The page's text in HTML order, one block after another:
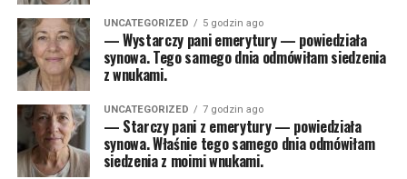
UNCATEGORIZED 5 godzin ago
— Wystarczy pani emerytury — powiedziała
synowa. Tego samego dnia odmówiłam siedzenia
z wnukami.
UNCATEGORIZED 7 godzin ago
— Starczy pani z emerytury — powiedziała
synowa. Właśnie tego samego dnia odmówiłam
siedzenia z moimi wnukami.